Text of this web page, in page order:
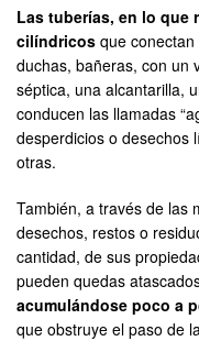
Las tuberías, en lo que
cilíndricos que
duchas, bañeras, con un
séptica, una alcantarilla,
conducen las llamadas
desperdicios o desechos
otras.
También, a través de las
desechos, restos o
cantidad, de sus
pueden quedas
acumulándose poco a
que obstruye el paso de